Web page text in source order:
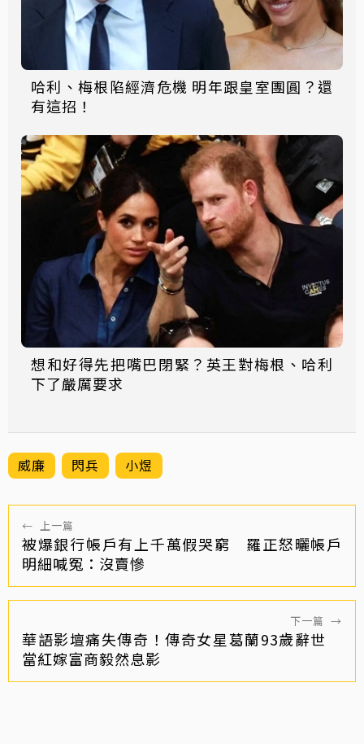
哈利、梅根陷經濟危機 明年跟皇室團圓？還
有這招！
想和好得先把嘴巴閉緊？英王對梅根、哈利
下了嚴厲要求
威廉 閃兵 小煜
← 上一篇
被爆銀行帳戶有上千萬假哭窮 羅正怒曬帳戶
明細喊冤：沒賣慘
下一篇 →
華語影壇痛失傳奇！傳奇女星葛蘭93歲辭世
當紅嫁富商毅然息影